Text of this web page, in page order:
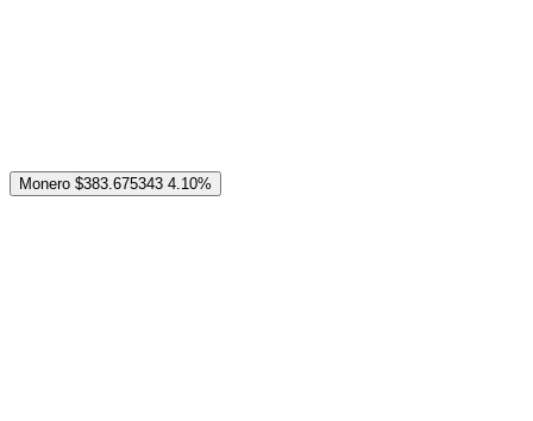
Monero $383.675343 4.10%